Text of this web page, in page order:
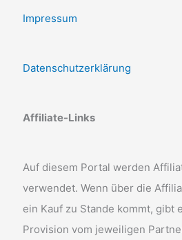
Impressum
Datenschutzerklärung
Affiliate-Links
Auf diesem Portal werden
verwendet. Wenn über die
ein Kauf zu Stande kommt, gibt
Provision vom jeweiligen